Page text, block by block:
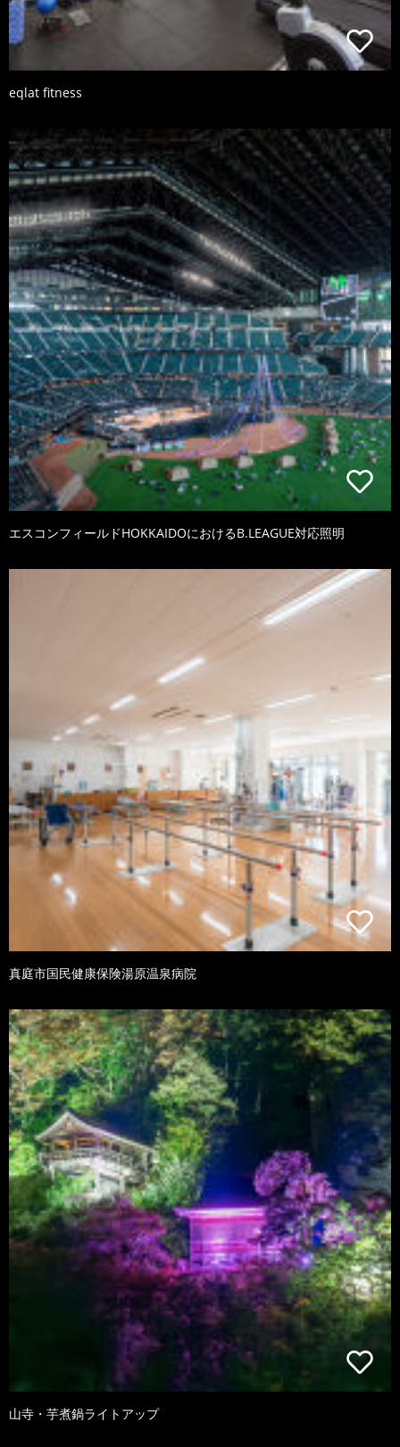
eqlat fitness
エスコンフィールドHOKKAIDOにおけるB.LEAGUE対応照明
真庭市国民健康保険湯原温泉病院
山寺・芋煮鍋ライトアップ